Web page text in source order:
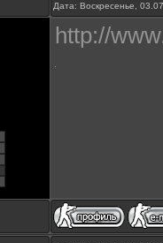
Дата: Воскресенье,
http://